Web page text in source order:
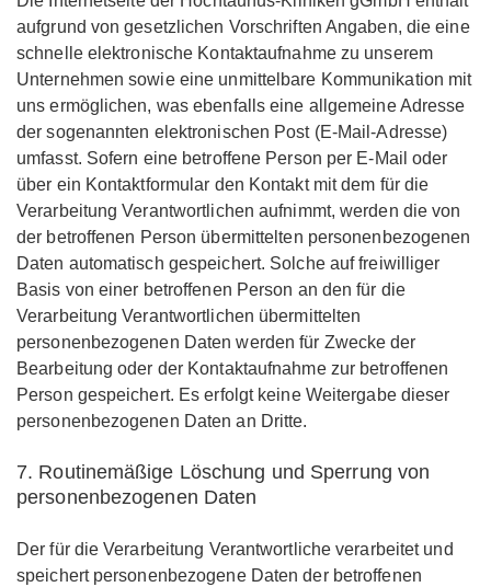
aufgrund von gesetzlichen Vorschriften Angaben, die eine
schnelle elektronische Kontaktaufnahme zu unserem
Unternehmen sowie eine unmittelbare Kommunikation mit
uns ermöglichen, was ebenfalls eine allgemeine Adresse
der sogenannten elektronischen Post (E-Mail-Adresse)
umfasst. Sofern eine betroffene Person per E-Mail oder
über ein Kontaktformular den Kontakt mit dem für die
Verarbeitung Verantwortlichen aufnimmt, werden die von
der betroffenen Person übermittelten personenbezogenen
Daten automatisch gespeichert. Solche auf freiwilliger
Basis von einer betroffenen Person an den für die
Verarbeitung Verantwortlichen übermittelten
personenbezogenen Daten werden für Zwecke der
Bearbeitung oder der Kontaktaufnahme zur betroffenen
Person gespeichert. Es erfolgt keine Weitergabe dieser
personenbezogenen Daten an Dritte.
7. Routinemäßige Löschung und Sperrung von
personenbezogenen Daten
Der für die Verarbeitung Verantwortliche verarbeitet und
speichert personenbezogene Daten der betroffenen